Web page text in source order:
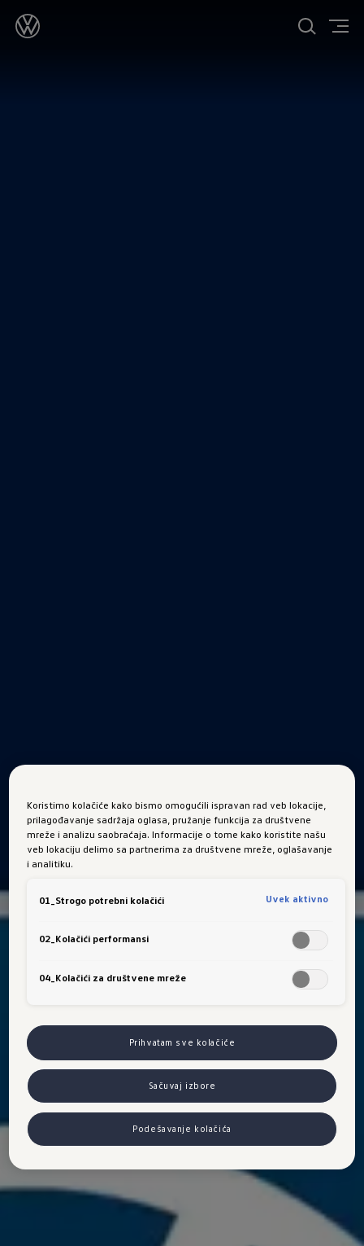
Koristimo kolačiće kako bismo omogućili ispravan rad veb lokacije,
prilagođavanje sadržaja oglasa, pružanje funkcija za društvene
mreže i analizu saobraćaja. Informacije o tome kako koristite našu
veb lokaciju delimo sa partnerima za društvene mreže, oglašavanje
i analitiku.
01_Strogo potrebni kolačići Uvek aktivno
02_Kolačići performansi
04_Kolačići za društvene mreže
Prihvatam sve kolačiće
Sačuvaj izbore
Podešavanje kolačića